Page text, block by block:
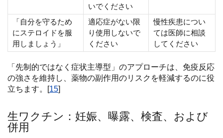
いでください
「自分を守るため
にステロイドを服
用しましょう」
適応症がない限
り使用しないで
ください
慢性疾患につい
ては医師に相談
してください
「先制的ではなく症状主導型」のアプローチは、免疫反応
の強さを維持し、薬物の副作用のリスクを軽減するのに役
立ちます。[15]
生ワクチン：妊娠、曝露、検査、および
併用